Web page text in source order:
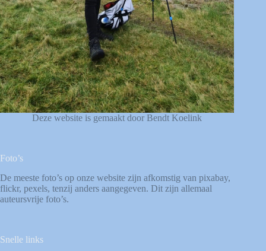
Deze website is gemaakt door Bendt Koelink
Foto’s
De meeste foto’s op onze website zijn afkomstig van pixabay,
flickr, pexels, tenzij anders aangegeven. Dit zijn allemaal
auteursvrije foto’s.
Snelle links